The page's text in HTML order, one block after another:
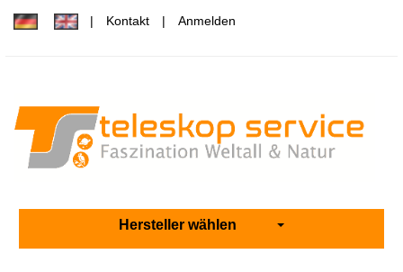
Kontakt Anmelden
Hersteller wählen